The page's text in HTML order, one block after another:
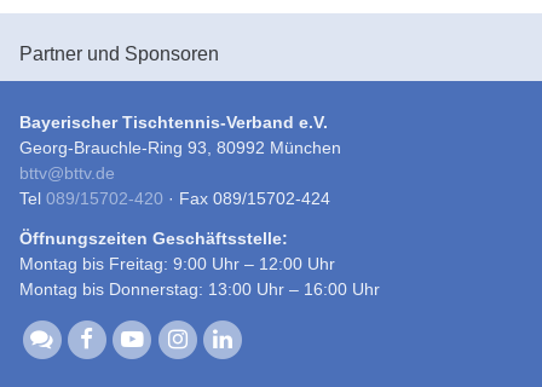
Partner und Sponsoren
Bayerischer Tischtennis-Verband e.V.
Georg-Brauchle-Ring 93, 80992 München
bttv@bttv.de
Tel 089/15702-420 · Fax 089/15702-424
Öffnungszeiten Geschäftsstelle:
Montag bis Freitag: 9:00 Uhr – 12:00 Uhr
Montag bis Donnerstag: 13:00 Uhr – 16:00 Uhr